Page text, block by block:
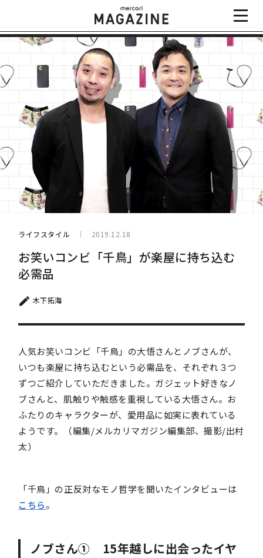
ライフスタイル 2019.12.18
お笑いコンビ「千鳥」が楽屋に持ち込む
必需品
木下拓海
人気お笑いコンビ「千鳥」の大悟さんとノブさんが、
いつも楽屋に持ち込むという必需品を、それぞれ３つ
ずつご紹介していただきました。ガジェット好きなノ
ブさんと、肌触りや触感を重視している大悟さん。お
ふたりのキャラクターが、愛用品に如実に表れている
ようです。（編集/メルカリマガジン編集部、撮影/出村
太）
「千鳥」の正反対なモノ哲学を聞いたインタビューは
こちら。
ノブさん① 15年越しに出会ったイヤ